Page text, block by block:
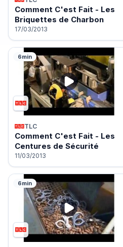
Comment C'est Fait - Les
Briquettes de Charbon
17/03/2013
6min
TLC
Comment C'est Fait - Les
Centures de Sécurité
11/03/2013
6min